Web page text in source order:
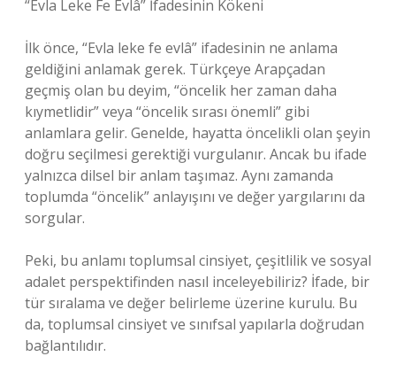
“Evla Leke Fe Evlâ” İfadesinin Kökeni
İlk önce, “Evla leke fe evlâ” ifadesinin ne anlama
geldiğini anlamak gerek. Türkçeye Arapçadan
geçmiş olan bu deyim, “öncelik her zaman daha
kıymetlidir” veya “öncelik sırası önemli” gibi
anlamlara gelir. Genelde, hayatta öncelikli olan şeyin
doğru seçilmesi gerektiği vurgulanır. Ancak bu ifade
yalnızca dilsel bir anlam taşımaz. Aynı zamanda
toplumda “öncelik” anlayışını ve değer yargılarını da
sorgular.
Peki, bu anlamı toplumsal cinsiyet, çeşitlilik ve sosyal
adalet perspektifinden nasıl inceleyebiliriz? İfade, bir
tür sıralama ve değer belirleme üzerine kurulu. Bu
da, toplumsal cinsiyet ve sınıfsal yapılarla doğrudan
bağlantılıdır.